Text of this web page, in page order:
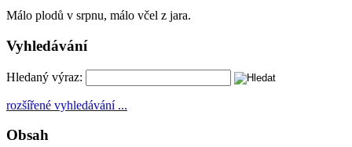
Málo plodů v srpnu, málo včel z jara.
Vyhledávání
Hledaný výraz:
rozšířené vyhledávání ...
Obsah